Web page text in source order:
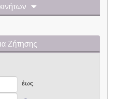
Ζήτησης
έως